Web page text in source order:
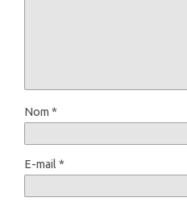
Nom *
E-mail *